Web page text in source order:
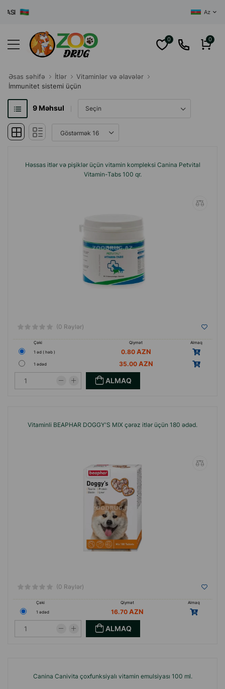
Az
0 0
Əsas səhifə İtlər
Vitaminlər və əlavələr
İmmunitet sistemi üçün
9Məhsul
Həssas itlər və pişiklər üçün vitamin kompleksi Canina Petvital
Vitamin-Tabs 100 qr.
(0 Rəylər)
Çəki Qiymət
Almaq
1 əd ( həb )
0.80
1 ədəd 35.00
ALMAQ
Vitaminli BEAPHAR DOGGY'S MIX çərəz itlər üçün 180 ədəd.
(0 Rəylər)
Çəki Qiymət
Almaq
1 ədəd
16.70
ALMAQ
Canina Canivita çoxfunksiyalı vitamin emulsiyası 100 ml.